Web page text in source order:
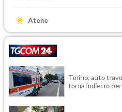
Atene
Torino, auto
torna indietro